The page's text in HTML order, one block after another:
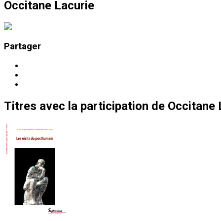
Occitane Lacurie
Partager
Titres avec la participation de Occitane